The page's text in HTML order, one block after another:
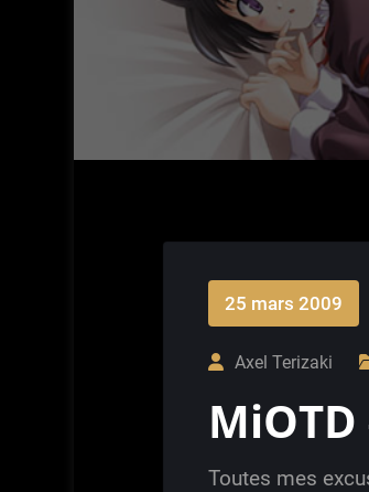
25 mars 2009
Axel Terizaki
Toutes mes